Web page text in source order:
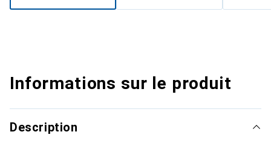
Informations sur le produit
Description